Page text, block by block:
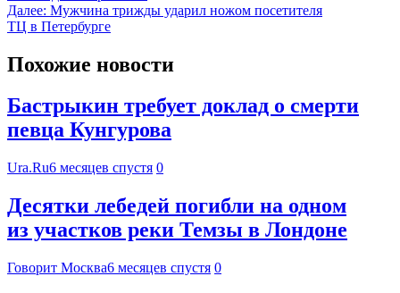
Далее: Мужчина трижды ударил ножом посетителя
ТЦ в Петербурге
Похожие новости
Бастрыкин требует доклад о смерти
певца Кунгурова
Ura.Ru6 месяцев спустя 0
Десятки лебедей погибли на одном
из участков реки Темзы в Лондоне
Говорит Москва6 месяцев спустя 0